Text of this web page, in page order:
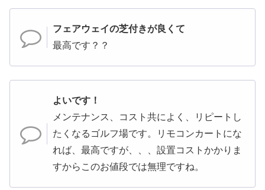
フェアウェイの芝付きが良くて
最高です？？
よいです！
メンテナンス、コスト共によく、リピートし
たくなるゴルフ場です。リモコンカートにな
れば、最高ですが、、、設置コストかかりま
すからこのお値段では無理ですね。